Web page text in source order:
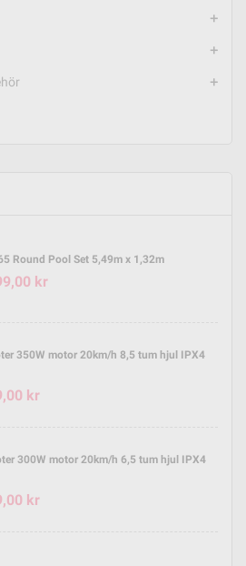
add
add
add
Round Pool Set 5,49m x 1,32m
kr
350W motor 20km/h 8,5 tum hjul IPX4
kr
300W motor 20km/h 6,5 tum hjul IPX4
kr